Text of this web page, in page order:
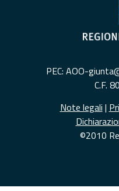
PEC: AOO-
C.F.
Note legali |
©2010